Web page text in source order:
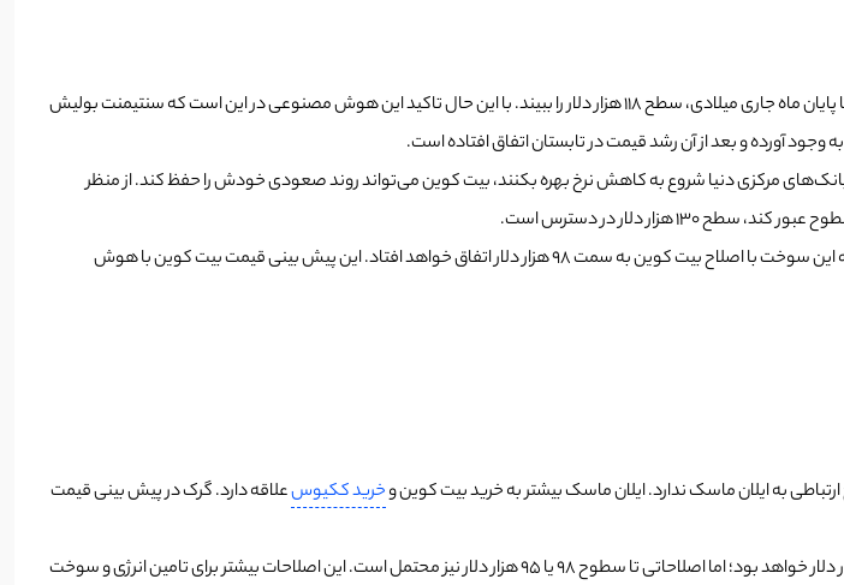
در ابتدا چت جی پی تی اعتقاد داشت که بیت کوین در صورت حفظ مومنتوم و سرعت رشد قوی خود، می‌تواند تا پایان ماه جاری میلادی، سطح 118 هزار دلار را ببیند. با این حال تاکید این هوش مصنوعی در این است که سنتیمنت بولیش
وجود آورده و بعد از آن رشد قیمت در تابستان اتفاق افتاده است.
مرکزی دنیا شروع به کاهش نرخ بهره بکنند، بیت کوین می‌تواند روند صعودی خودش را حفظ کند. از منظر
در هر رشد و روندی صعودی‌ای، نیاز به سوخت لازم برای افزایش قیمت وجود دارد. چت جی پی تی اعتقاد دارد که این سوخت با اصلاح بیت کوین به سمت 98 هزار دلار اتفاق خواهد افتاد. این پیش بینی قیمت بیت کوین با هوش
به ایلان ماسک ندارد. ایلان ماسک بیشتر به خرید بیت کوین وخرید ککیوسعلاقه دارد. گرک در پیش بینی قیمت
به طور خلاصه هر دو هوش مصنوعی اشاره شده، اعتقاد دارند بیت کوین تا پایان ماه جاری میلادی بالای 100 هزار دلار خواهد بود؛ اما اصلاحاتی تا سطوح 98 یا 95 هزار دلار نیز محتمل است. این اصلاحات بیشتر برای تامین انرژی و سوخت